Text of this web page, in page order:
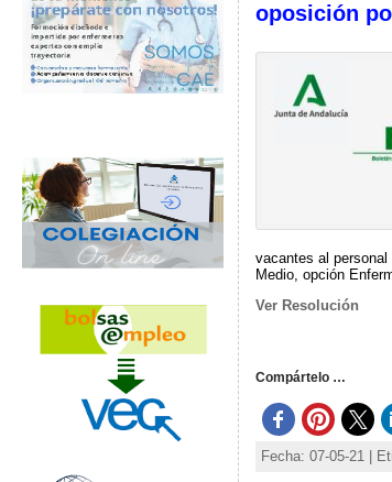
oposición
vacantes al
Medio, opción
Ver Resolución
Compártelo …
Fecha: 07-05-21 |